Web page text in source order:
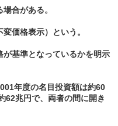
合がある。
価格表示）という。
基準となっているかを明示
年度の名目投資額は約60
62兆円で、両者の間に開き